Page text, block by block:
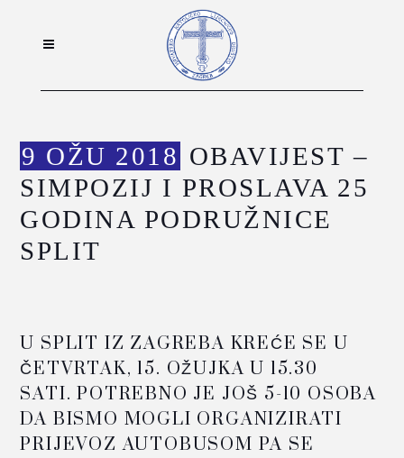
9 OŽU 2018 OBAVIJEST –
SIMPOZIJ I PROSLAVA 25
GODINA PODRUŽNICE
SPLIT
U SPLIT IZ ZAGREBA KREĆE SE U
ČETVRTAK, 15. OŽUJKA U 15.30
SATI. POTREBNO JE JOŠ 5-10 OSOBA
DA BISMO MOGLI ORGANIZIRATI
PRIJEVOZ AUTOBUSOM PA SE